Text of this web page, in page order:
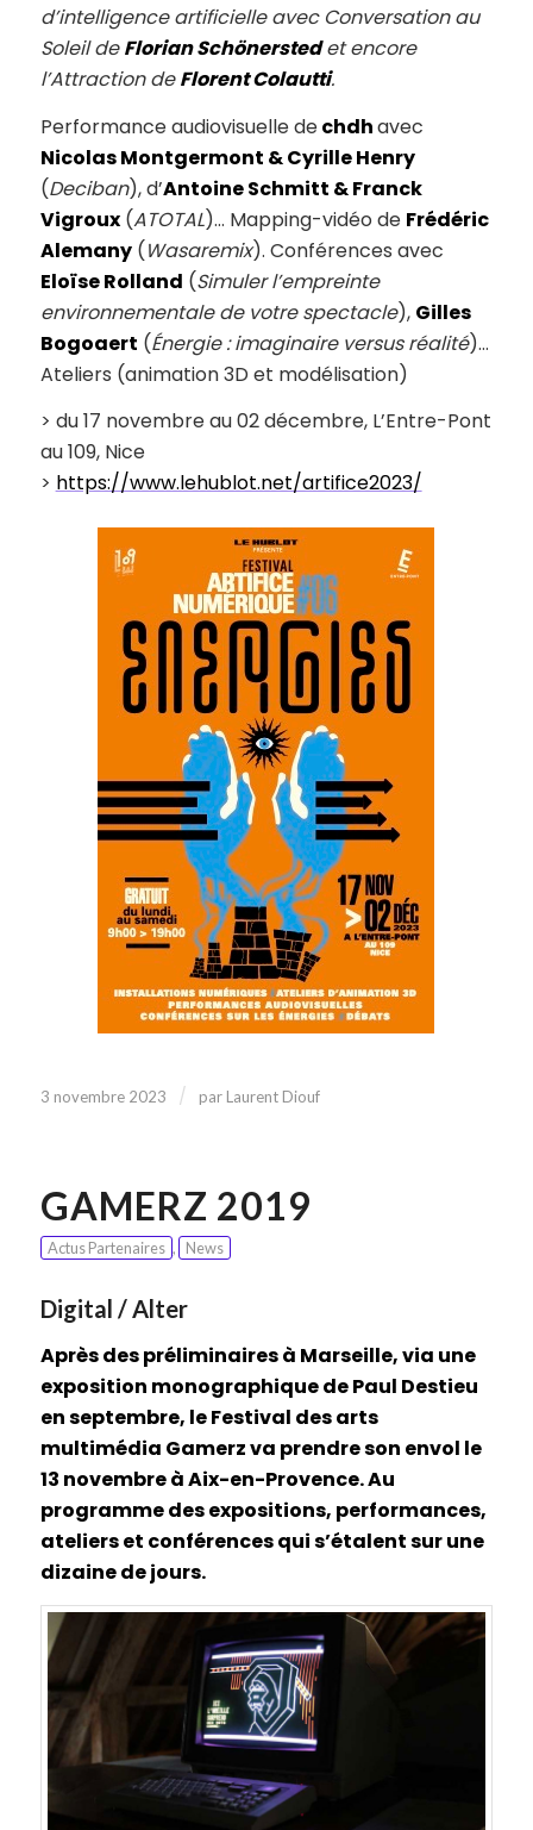
d’intelligence artificielle avec Conversation au
Soleil deFlorian Schönerstedet encore
l’Attraction deFlorent Colautti.
Performance audiovisuelle dechdhavec
Nicolas Montgermont & Cyrille Henry
(Deciban), d’Antoine Schmitt & Franck
Vigroux(ATOTAL)… Mapping-vidéo de Frédéric
Alemany(Wasaremix). Conférences avec
Eloïse Rolland (Simuler l’empreinte
environnementale de votre spectacle), Gilles
Bogoaert (Énergie : imaginaire versus réalité)…
Ateliers (animation 3D et modélisation)
> du 17 novembre au 02 décembre, L’Entre-Pont
au 109, Nice
> https://www.lehublot.net/artifice2023/
3 novembre 2023 / par Laurent Diouf
GAMERZ 2019
Actus Partenaires , News
Digital / Alter
Après des préliminaires à Marseille, via une
exposition monographique de Paul Destieu
en septembre, le Festival des arts
multimédia Gamerz va prendre son envol le
13 novembre à Aix-en-Provence. Au
programme des expositions, performances,
ateliers et conférences qui s’étalent sur une
dizaine de jours.